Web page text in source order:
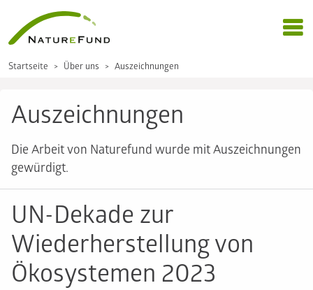
Startseite Über uns Auszeichnungen
Auszeichnungen
Die Arbeit von Naturefund wurde mit Auszeichnungen
gewürdigt.
UN-Dekade zur
Wiederherstellung von
Ökosystemen 2023